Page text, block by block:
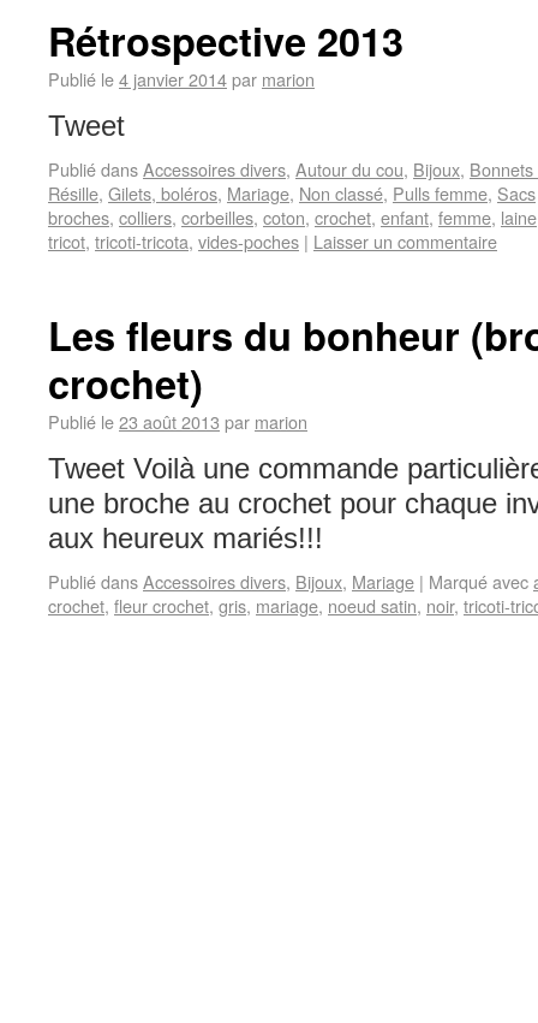
Rétrospective 2013
Publié le4 janvier 2014par marion
Tweet
Publié dansAccessoires divers, Autour du cou, Bijoux,
Résille, Gilets, boléros, Mariage, Non classé, Pulls femme, Sacs
broches, colliers, corbeilles, coton, crochet, enfant, femme, laine
tricot, tricoti-tricota, vides-poches | Laisser un commentaire
Les fleurs du bonheur
crochet)
Publié le23 août 2013 par marion
Tweet Voilà une commande
une broche au crochet pour chaque
aux heureux mariés!!!
Publié dansAccessoires divers, Bijoux, Mariage | Marqué avec
crochet, fleur crochet, gris, mariage, noeud satin, noir, tricoti-